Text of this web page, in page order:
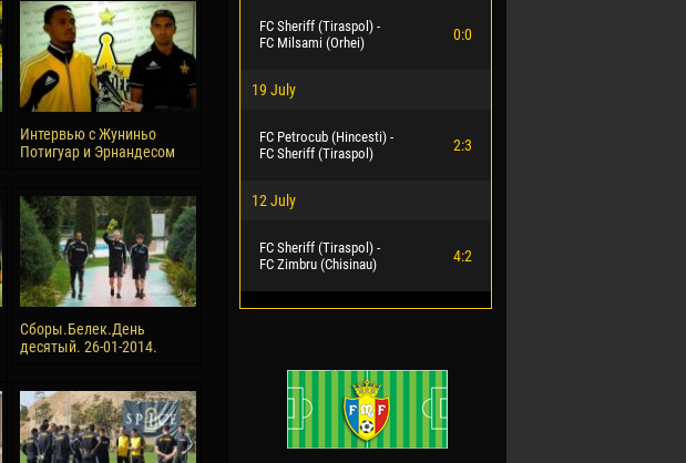
Интервью с Жуниньо
Потигуар и Эрнандесом
Сборы.Белек.День
десятый. 26-01-2014.
FC Sheriff (Tiraspol) -
FC Milsami (Orhei)
0:0
19 July
FC Petrocub (Hincesti) -
FC Sheriff (Tiraspol)
2:3
12 July
FC Sheriff (Tiraspol) -
FC Zimbru (Chisinau)
4:2